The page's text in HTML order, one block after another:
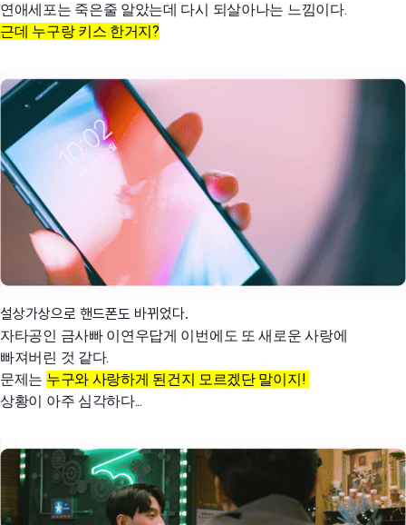
연애세포는 죽은줄 알았는데 다시 되살아나는 느낌이다.
근데 누구랑 키스 한거지?
설상가상으로 핸드폰도 바뀌었다.
자타공인 금사빠 이연우답게 이번에도 또 새로운 사랑에
빠져버린 것 같다.
문제는 누구와 사랑하게 된건지 모르겠단 말이지!
상황이 아주 심각하다...